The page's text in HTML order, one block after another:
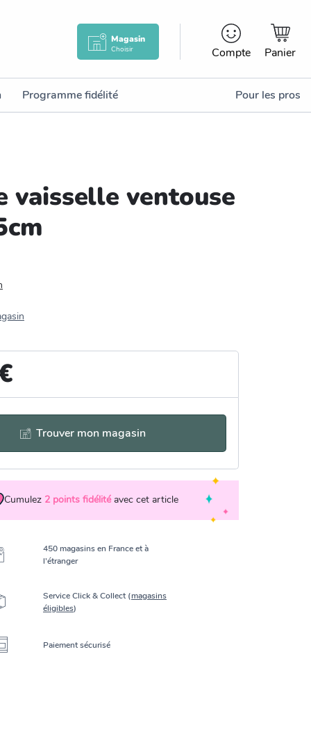
Magasin
Choisir Compte Panier
Programme fidélité Pour les pros
vaisselle ventouse
Trouver mon magasin
Cumulez 2 points fidélité avec cet article
450 magasins en France et à
l’étranger
Service Click & Collect (magasins
éligibles)
Paiement sécurisé